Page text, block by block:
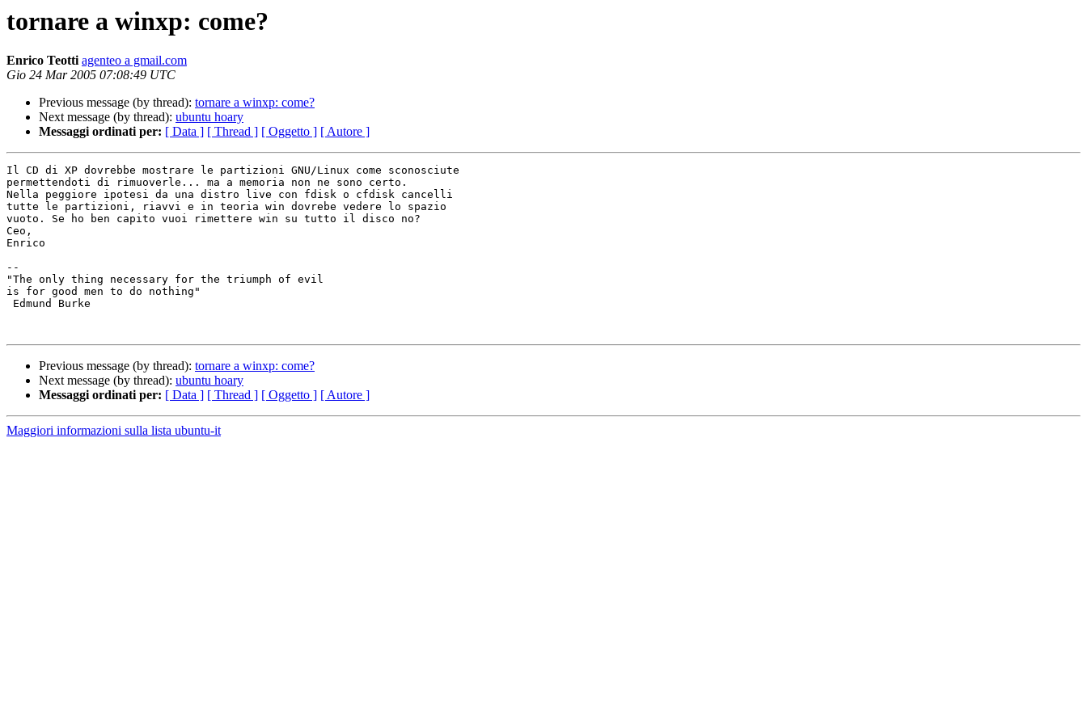
tornare a winxp: come?
Enrico Teotti agenteo a gmail.com
Gio 24 Mar 2005 07:08:49 UTC
Previous message (by thread): tornare a winxp: come?
Next message (by thread): ubuntu hoary
Messaggi ordinati per: [ Data ] [ Thread ] [ Oggetto ] [ Autore ]
Il CD di XP dovrebbe mostrare le partizioni GNU/Linux come sconosciute
permettendoti di rimuoverle... ma a memoria non ne sono certo.
Nella peggiore ipotesi da una distro live con fdisk o cfdisk cancelli
tutte le partizioni, riavvi e in teoria win dovrebe vedere lo spazio
vuoto. Se ho ben capito vuoi rimettere win su tutto il disco no?
Ceo,
Enrico
--
"The only thing necessary for the triumph of evil
is for good men to do nothing"
Previous message (by thread): tornare a winxp: come?
Next message (by thread): ubuntu hoary
Messaggi ordinati per: [ Data ] [ Thread ] [ Oggetto ] [ Autore ]
Maggiori informazioni sulla lista ubuntu-it